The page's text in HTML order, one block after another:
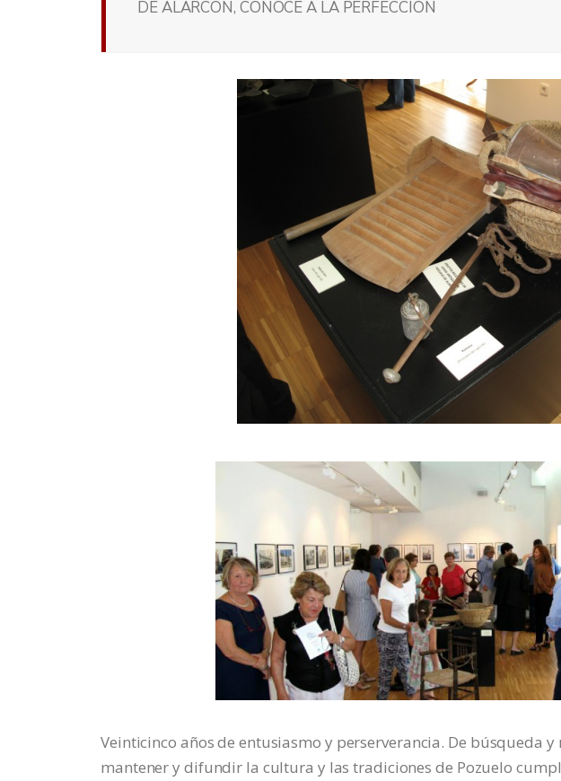
DE ALARCÓN, CONOCE A LA PERFECCIÓN
Veinticinco años de entusiasmo y perserverancia. De búsqueda
mantener y difundir la cultura y las tradiciones de Pozuelo